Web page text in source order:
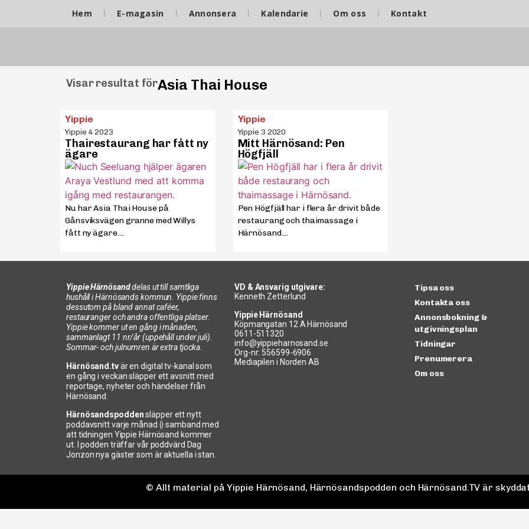
Hem E-magasin Annonsera Kalendarie Om oss Kontakt
Visar resultat förAsia Thai House
Yippie
Yippie 4 2023
Thairestaurang har fått ny
ägare
Nu har Asia Thai House på
Gånsviksvägen granne med Willys
fått ny ägare....
Yippie
Yippie 3 2020
Mitt Härnösand: Pen
Högfjäll
Pen Högfjäll har i flera år drivit både
restaurang och thaimassage i
Härnösand....
Yippie Härnösanddelas ut till samtliga
hushåll i Härnösands kommun. Yippie finns
dessutom på bland annat caféer,
restauranger och andra offentliga platser.
Yippie kommer ut en gång i månaden,
sammanlagt 11 nr/år (uppehåll under juli).
Sommar- och julnumren är extra tjocka.
Härnösand.tvär en digital tv-kanal som
en gång i veckan släpper ett avsnitt med
reportage, nyheter och händelser från
Härnösand.
Härnösandspoddensläpper ett nytt
poddavsnitt varje månad (i samband med
att tidningen Yippie Härnösand kommer
ut. I podden träffar vår poddvärd Dag
Jonzon nya gäster som är aktuella i stan.
VD & Ansvarig utgivare:
Kenneth Zetterlund
Yippie Härnösand
Köpmangatan 12 A Härnösand
0611-511320
info@yippieharnosand.se
Org-nr: 556599-6906
Mediapilen i Norden AB
Tipsa oss
Kontakta oss
Annonsbokning &
utgivningsplan
Tidningar
Prenumerera
Om oss
© Allt material på Yippie Härnösand, Härnösandspodden och Härnösand.TV är